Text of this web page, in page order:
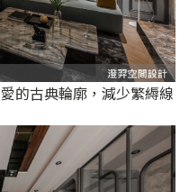
的古典輪廓，減少繁縟線